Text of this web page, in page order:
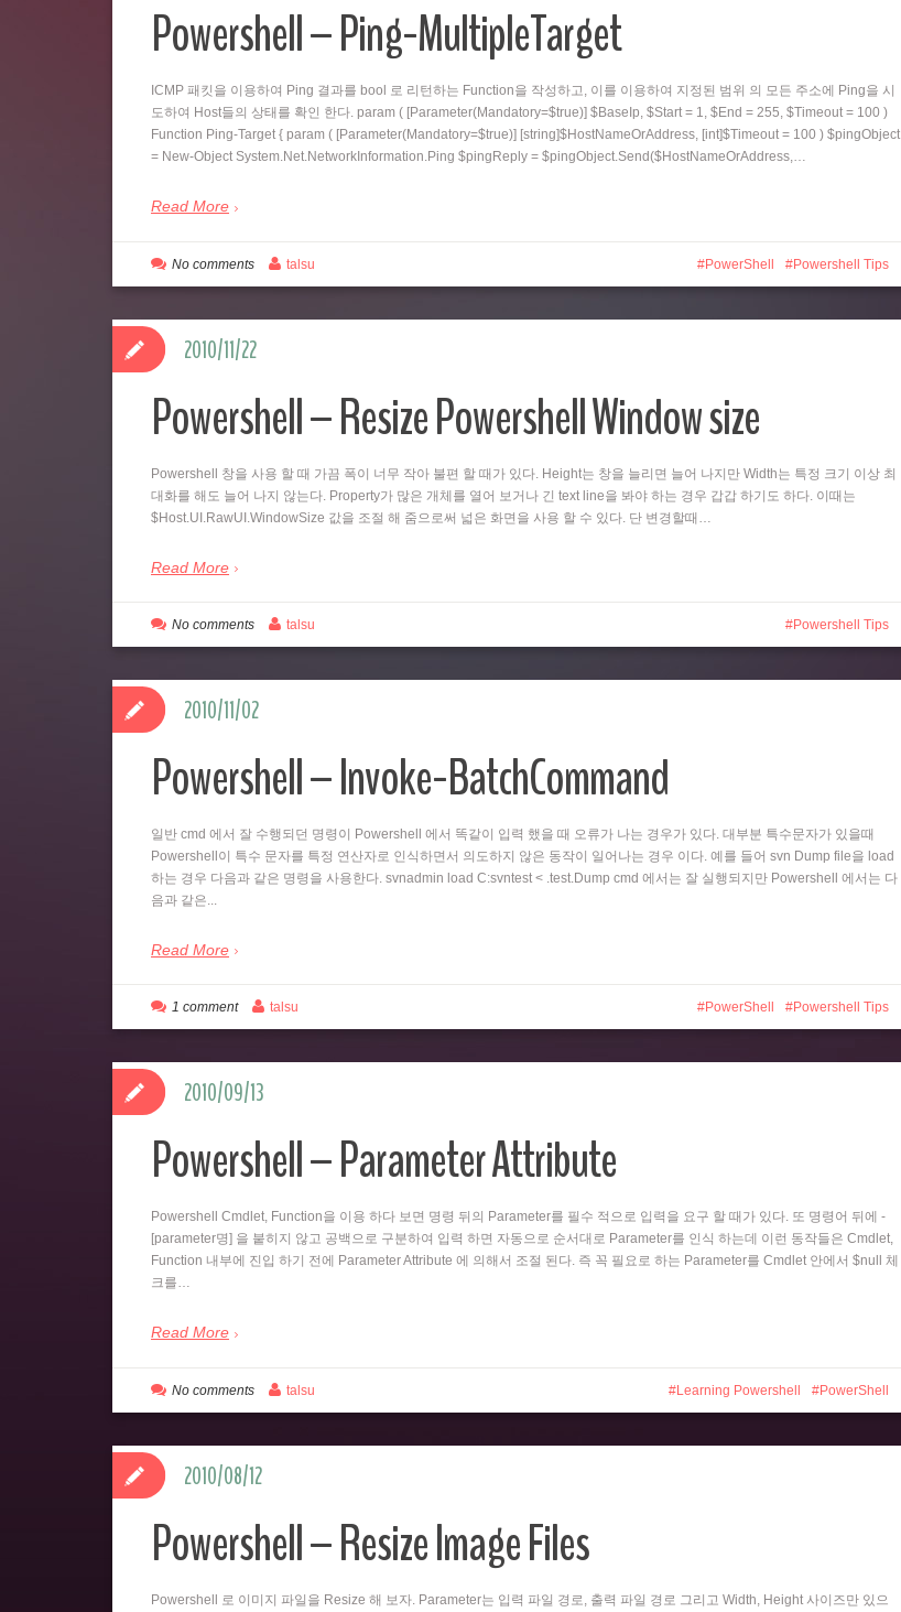
Powershell – Ping-MultipleTarget
ICMP 패킷을 이용하여 Ping 결과를 bool 로 리턴하는 Function을 작성하고, 이를 이용하여 지정된 범위 의 모든 주소에 Ping을 시
도하여 Host들의 상태를 확인 한다. param ( [Parameter(Mandatory=$true)] $BaseIp, $Start = 1, $End = 255, $Timeout = 100 )
Function Ping-Target { param ( [Parameter(Mandatory=$true)] [string]$HostNameOrAddress, [int]$Timeout = 100 ) $pingObject
= New-Object System.Net.NetworkInformation.Ping $pingReply = $pingObject.Send($HostNameOrAddress,…
Read More
PowerShell Powershell Tips
No comments talsu
Powershell – Resize Powershell Window size
Powershell 창을 사용 할 때 가끔 폭이 너무 작아 불편 할 때가 있다. Height는 창을 늘리면 늘어 나지만 Width는 특정 크기 이상 최
대화를 해도 늘어 나지 않는다. Property가 많은 개체를 열어 보거나 긴 text line을 봐야 하는 경우 갑갑 하기도 하다. 이때는
$Host.UI.RawUI.WindowSize 값을 조절 해 줌으로써 넓은 화면을 사용 할 수 있다. 단 변경할때…
Read More
2010/11/22
Powershell Tips
No comments talsu
Powershell – Invoke-BatchCommand
일반 cmd 에서 잘 수행되던 명령이 Powershell 에서 똑같이 입력 했을 때 오류가 나는 경우가 있다. 대부분 특수문자가 있을때
Powershell이 특수 문자를 특정 연산자로 인식하면서 의도하지 않은 동작이 일어나는 경우 이다. 예를 들어 svn Dump file을 load
하는 경우 다음과 같은 명령을 사용한다. svnadmin load C:svntest < .test.Dump cmd 에서는 잘 실행되지만 Powershell 에서는 다
음과 같은...
Read More
2010/11/02
PowerShell Powershell Tips
1 comment talsu
Powershell – Parameter Attribute
Powershell Cmdlet, Function을 이용 하다 보면 명령 뒤의 Parameter를 필수 적으로 입력을 요구 할 때가 있다. 또 명령어 뒤에 -
[parameter명] 을 붙히지 않고 공백으로 구분하여 입력 하면 자동으로 순서대로 Parameter를 인식 하는데 이런 동작들은 Cmdlet,
Function 내부에 진입 하기 전에 Parameter Attribute 에 의해서 조절 된다. 즉 꼭 필요로 하는 Parameter를 Cmdlet 안에서 $null 체
크를…
Read More
2010/09/13
Learning Powershell PowerShell
No comments talsu
Powershell – Resize Image Files
Powershell 로 이미지 파일을 Resize 해 보자. Parameter는 입력 파일 경로, 출력 파일 경로 그리고 Width, Height 사이즈만 있으
2010/08/12